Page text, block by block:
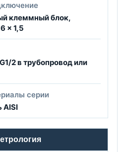
клеммный блок,
× 1,5
2 в трубопровод или
серии
AISI